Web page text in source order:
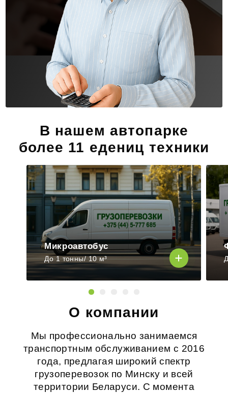
В нашем автопарке
более 11 едениц техники
Микроавтобус
До 1 тонны/ 10 м³
О компании
Мы профессионально занимаемся
транспортным обслуживанием с 2016
года, предлагая широкий спектр
грузоперевозок по Минску и всей
территории Беларуси. С момента